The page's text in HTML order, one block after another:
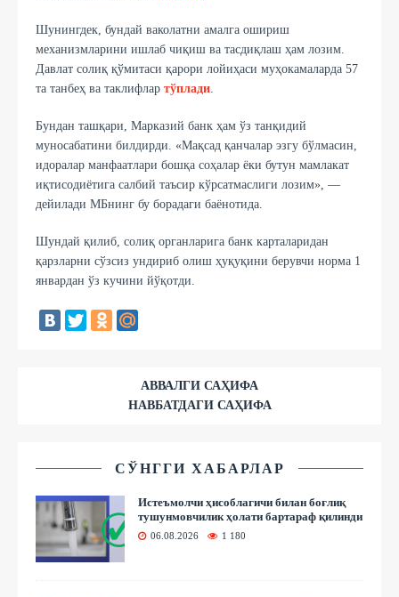
Шунингдек, бундай ваколатни амалга ошириш
механизмларини ишлаб чиқиш ва тасдиқлаш ҳам лозим.
Давлат солиқ қўмитаси қарори лойиҳаси муҳокамаларда 57
та танбеҳ ва таклифлар тўплади
Бундан ташқари, Марказий банк ҳам ўз танқидий
муносабатини билдирди. «Мақсад қанчалар эзгу бўлмасин,
идоралар манфаатлари бошқа соҳалар ёки бутун мамлакат
иқтисодиётига салбий таъсир кўрсатмаслиги лозим», —
дейилади МБнинг бу борадаги баёнотида.
Шундай қилиб, солиқ органларига банк карталаридан
қарзларни сўзсиз ундириб олиш ҳуқуқини берувчи норма 1
январдан ўз кучини йўқотди.
АВВАЛГИ САҲИФА
НАВБАТДАГИ САҲИФА
СЎНГГИ ХАБАРЛАР
Истеъмолчи ҳисоблагичи билан боғлиқ
тушунмовчилик ҳолати бартараф қилинди
06.08.2026 1 180